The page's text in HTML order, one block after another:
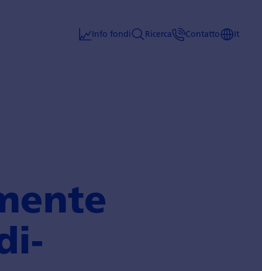
Info fondi Ricerca Contatto It